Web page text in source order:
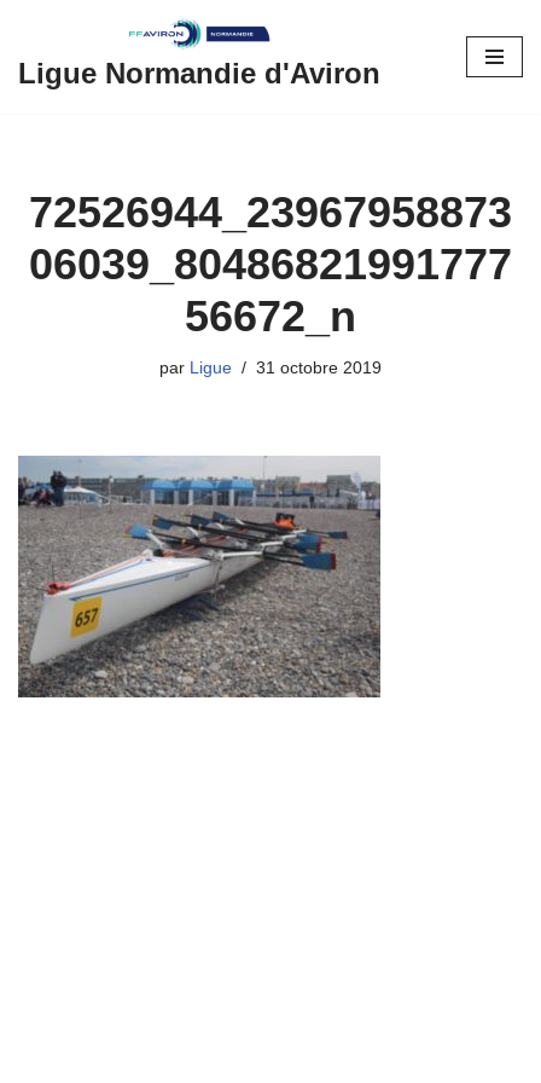
Aller
Ligue Normandie d'Aviron
72526944_23967958873
06039_80486821991777
56672_n
par Ligue 31 octobre 2019